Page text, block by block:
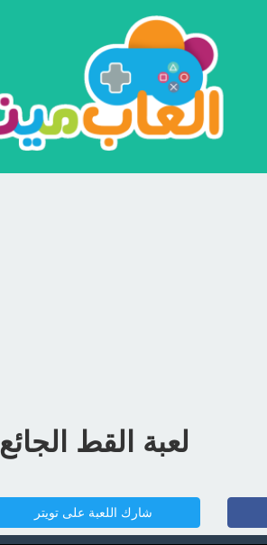
لعبة القط الجائع
شارك اللعبة على تويتر